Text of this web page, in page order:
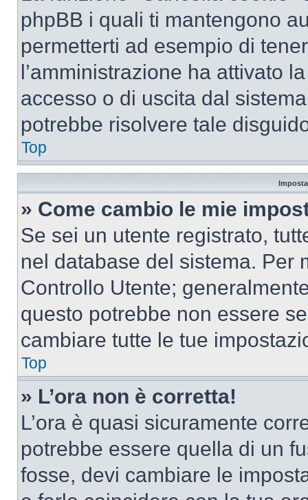
phpBB i quali ti mantengono
permetterti ad esempio di
l’amministrazione ha attivato
accesso o di uscita dal
potrebbe risolvere tale
Top
» Come cambio le mie
Se sei un utente registrato,
nel database del sistema. Per
Controllo Utente;
questo potrebbe non essere
cambiare tutte le tue
Top
» L’ora non è corretta!
L’ora è quasi sicuramente
potrebbe essere quella di un
fosse, devi cambiare le